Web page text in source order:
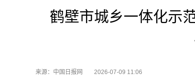
鹤壁市城乡一体化示
来源：中国日报网 2026-07-09 11:06